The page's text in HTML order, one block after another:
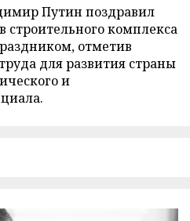
Путин поздравил
строительного комплекса
отметив
для развития страны
и